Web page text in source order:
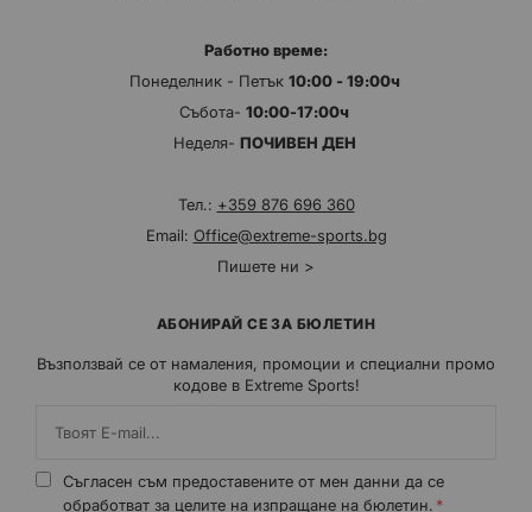
Работно време:
Понеделник - Петък 10:00 - 19:00ч
Събота- 10:00-17:00ч
Неделя- ПОЧИВЕН ДЕН
Тел.: +359 876 696 360
Email: Office@extreme-sports.bg
Пишете ни >
АБОНИРАЙ СЕ ЗА БЮЛЕТИН
Възползвай се от намаления, промоции и специални промо
кодове в Extreme Sports!
Съгласен съм предоставените от мен данни да се
обработват за целите на изпращане на бюлетин.